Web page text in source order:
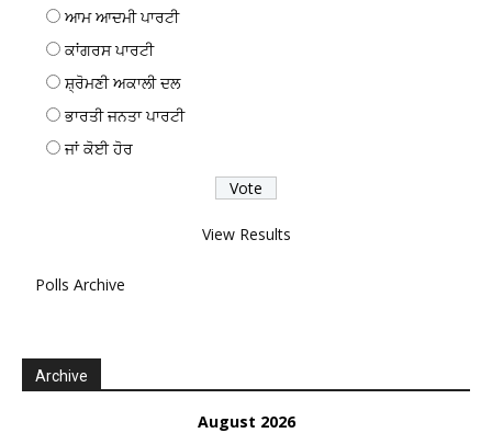
ਆਮ ਆਦਮੀ ਪਾਰਟੀ
ਕਾਂਗਰਸ ਪਾਰਟੀ
ਸ਼੍ਰੋਮਣੀ ਅਕਾਲੀ ਦਲ
ਭਾਰਤੀ ਜਨਤਾ ਪਾਰਟੀ
ਜਾਂ ਕੋਈ ਹੋਰ
View Results
Polls Archive
Archive
August 2026